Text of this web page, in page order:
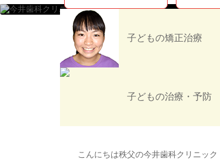
キ
子どもの矯正治療
子どもの治療・予防
ホーム
日本一高いところ
こんにちは秩父の今井歯科クリニッ